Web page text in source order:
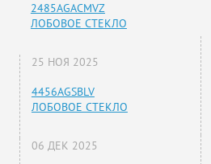
2485AGACMVZ
ЛОБОВОЕ СТЕКЛО
25 НОЯ 2025
4456AGSBLV
ЛОБОВОЕ СТЕКЛО
06 ДЕК 2025